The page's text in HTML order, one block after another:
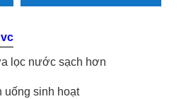
lọc nước sạch hơn
uống sinh hoạt